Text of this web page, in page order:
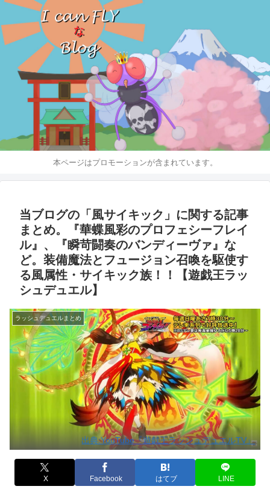
本ページはプロモーションが含まれています。
当ブログの「風サイキック」に関する記事
まとめ。『華蝶風彩のプロフェシーフレイ
ル』、『瞬苛闘奏のバンディーヴァ』な
ど。装備魔法とフュージョン召喚を駆使す
る風属性・サイキック族！！【遊戯王ラッ
シュデュエル】
ラッシュデュエルまとめ
出典:YouTube『遊戯王ラッシュデュエルTV』
X Facebook はてブ LINE